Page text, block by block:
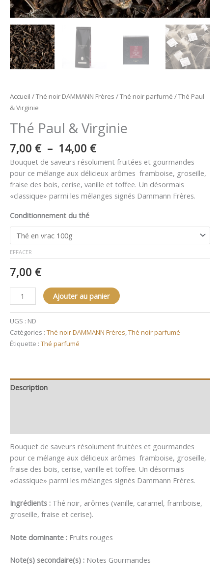
Accueil /Thé noir DAMMANN Frères /Thé noir parfumé / Thé Paul
& Virginie
Thé Paul & Virginie
7,00 € – 14,00 €
Bouquet de saveurs résolument fruitées et gourmandes
pour ce mélange aux délicieux arômes framboise, groseille,
fraise des bois, cerise, vanille et toffee. Un désormais
«classique» parmi les mélanges signés Dammann Frères.
Conditionnement du thé
EFFACER
7,00 €
Ajouter au panier
UGS : ND
Catégories : Thé noir DAMMANN Frères,Thé noir parfumé
Étiquette : Thé parfumé
Description
Bouquet de saveurs résolument fruitées et gourmandes
pour ce mélange aux délicieux arômes framboise, groseille,
fraise des bois, cerise, vanille et toffee. Un désormais
«classique» parmi les mélanges signés Dammann Frères.
Ingrédients : Thé noir, arômes (vanille, caramel, framboise,
groseille, fraise et cerise).
Note dominante : Fruits rouges
Note(s) secondaire(s) : Notes Gourmandes